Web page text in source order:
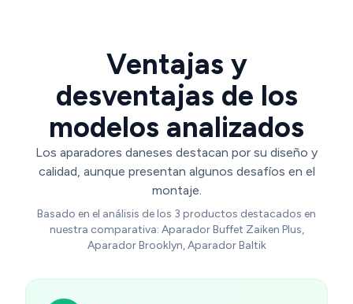
Ventajas y
desventajas de los
modelos analizados
Los aparadores daneses destacan por su diseño y
calidad, aunque presentan algunos desafíos en el
montaje.
Basado en el análisis de los 3 productos destacados en
nuestra comparativa: Aparador Buffet Zaiken Plus,
Aparador Brooklyn, Aparador Baltik